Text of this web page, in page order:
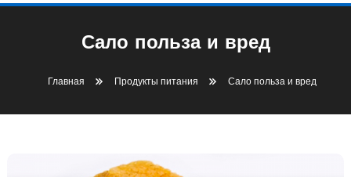
Сало польза и вред
Главная Продукты питания Сало польза и вред